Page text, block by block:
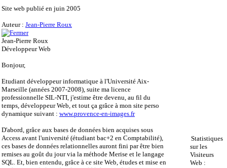
Site web publié en juin 2005
Auteur : Jean-Pierre Roux
Jean-Pierre Roux
Développeur Web
Bonjour,
Etudiant développeur informatique à l'Université Aix-
Marseille (années 2007-2008), suite ma licence
professionnelle SIL-NTI, j'estime être devenu, au fil du
temps, développeur Web, et tout ça grâce à mon site perso
dynamique suivant : www.provence-en-images.fr
D'abord, grâce aux bases de données bien acquises sous
Access avant l'université (étudiant bac+2 en Comptabilité),
ces bases de données relationnelles auront fini par être bien
remises au goût du jour via la méthode Merise et le langage
SQL. Et, bien entendu, grâce à ce site Web, études et mise en
Statistiques
sur les
Visiteurs
Web :